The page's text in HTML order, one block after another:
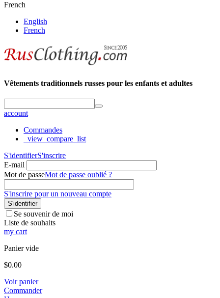
French
English
French
Vêtements traditionnels russes pour les enfants et adultes
account
Commandes
_view_compare_list
S'identifierS'inscrire
E-mail
Mot de passeMot de passe oublié ?
S'inscrire pour un nouveau compte
S'identifier
Se souvenir de moi
Liste de souhaits
my cart
Panier vide
$0.00
Voir panier
Commander